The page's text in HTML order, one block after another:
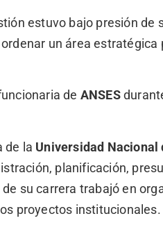
estuvo bajo presión de
un área estratégica
de ANSES
de la Universidad Nacional
planificación,
su carrera trabajó en
proyectos institucionales.